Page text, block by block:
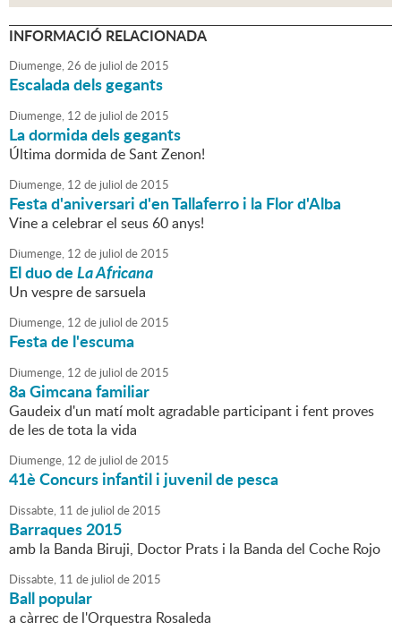
INFORMACIÓ RELACIONADA
Diumenge,26 de juliol de2015
Escalada dels gegants
Diumenge, 12 de juliol de2015
La dormida dels gegants
Última dormida de Sant Zenon!
Diumenge, 12 de juliol de2015
Festa d'aniversari d'en Tallaferro i la Flor d'Alba
Vine a celebrar el seus 60 anys!
Diumenge, 12 de juliol de2015
El duo deLa Africana
Un vespre de sarsuela
Diumenge, 12 de juliol de2015
Festa de l'escuma
Diumenge, 12 de juliol de2015
8a Gimcana familiar
Gaudeix d'un matí molt agradable participant i fent proves
de les de tota la vida
Diumenge, 12 de juliol de2015
41è Concurs infantil i juvenil de pesca
Dissabte, 11 de juliol de2015
Barraques 2015
amb la Banda Biruji, Doctor Prats i la Banda del Coche Rojo
Dissabte, 11 de juliol de2015
Ball popular
a càrrec de l'Orquestra Rosaleda